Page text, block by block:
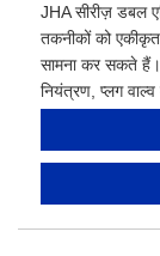
JHA सीरीज़ डबल
तकनीकों को एकीकृत
सामना कर सकते हैं।
नियंत्रण, प्लग